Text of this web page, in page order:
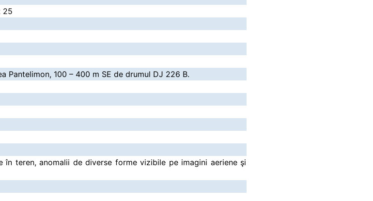
25
Pantelimon, 100 – 400 m SE de drumul DJ 226 B.
în teren, anomalii de diverse forme vizibile pe imagini aeriene şi